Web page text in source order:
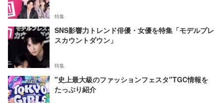
特集
SNS影響力トレンド俳優・女優を特集「モデルプレ
スカウントダウン」
特集
"史上最大級のファッションフェスタ"TGC情報を
たっぷり紹介